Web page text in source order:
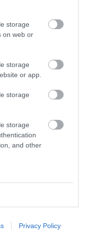
storage
on web or
storage
or app.
storage
storage
and other
Privacy Policy
08| Mindenki ügye
STRATÉGIA KÉSZÜL,
JÖN A...
08|Mindenki ügye
LÁTVÁNYOSSÁGAI,
MEGNÉZNI
08|Promóció